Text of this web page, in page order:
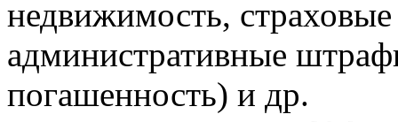
недвижимость,
административные
погашенность) и др.